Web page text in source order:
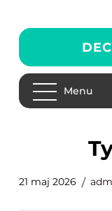
Menu
21 maj 2026